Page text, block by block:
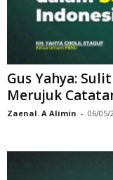
Gus Yahya:
Merujuk
Zaenal. A Alimin - 06/05/